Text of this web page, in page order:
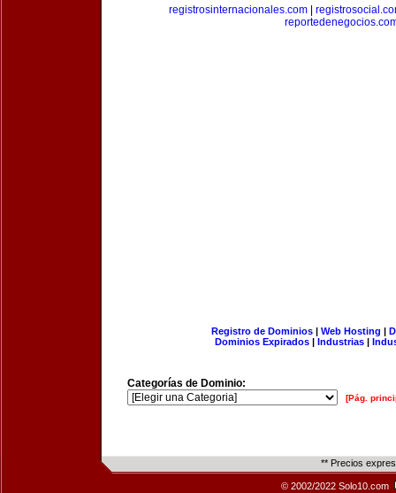
registrosinternacionales.com
Registro de Dominios| Web Hosting |
Dominios Expirados | Industrias |
Categorías de Dominio:
[Pág.
** Precios
© 2002/2022 Solo10.com